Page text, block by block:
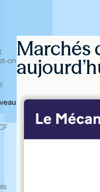
onMarchés